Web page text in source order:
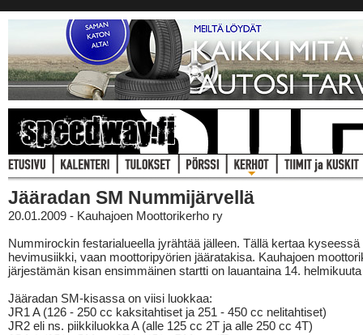
Jääradan SM Nummijärvellä
20.01.2009 - Kauhajoen Moottorikerho ry
Nummirockin festarialueella jyrähtää jälleen. Tällä kertaa kyseessä
hevimusiikki, vaan moottoripyörien jääratakisa. Kauhajoen
järjestämän kisan ensimmäinen startti on lauantaina 14.
Jääradan SM-kisassa on viisi luokkaa:
JR1 A (126 - 250 cc kaksitahtiset ja 251 - 450 cc nelitahtiset)
JR2 eli ns. piikkiluokka A (alle 125 cc 2T ja alle 250 cc 4T)